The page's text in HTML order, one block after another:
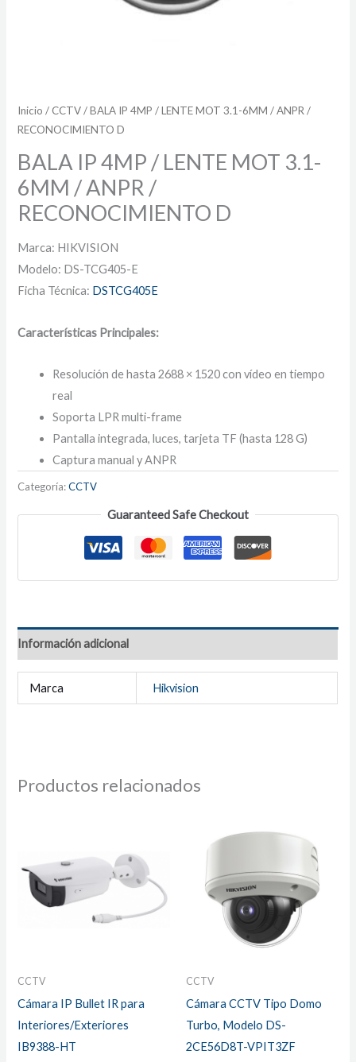
Inicio / CCTV/ BALA IP 4MP / LENTE MOT 3.1-6MM / ANPR /
RECONOCIMIENTO D
BALA IP 4MP / LENTE MOT 3.1-
6MM / ANPR /
RECONOCIMIENTO D
Marca: HIKVISION
Modelo: DS-TCG405-E
Ficha Técnica: DSTCG405E
Características Principales:
Resolución de hasta 2688 × 1520 con vídeo en tiempo
real
Soporta LPR multi-frame
Pantalla integrada, luces, tarjeta TF (hasta 128 G)
Captura manual y ANPR
Categoría:CCTV
Guaranteed Safe Checkout
Información adicional
Marca Hikvision
Productos relacionados
CCTV
Cámara IP Bullet IR para
Interiores/Exteriores
IB9388-HT
CCTV
Cámara CCTV Tipo Domo
Turbo, Modelo DS-
2CE56D8T-VPIT3ZF